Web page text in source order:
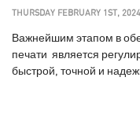
THURSDAY FEBRUARY 1ST, 2024
Важнейшим этапом в
печати является
быстрой, точной и